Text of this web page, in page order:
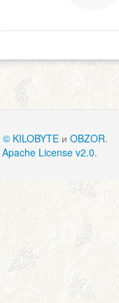
© KILOBYTEи OBZOR.
Apache License v2.0.